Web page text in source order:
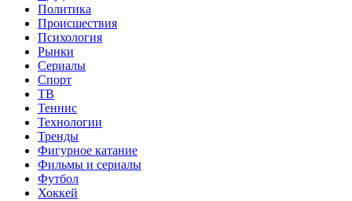
Политика
Происшествия
Психология
Рынки
Сериалы
Спорт
ТВ
Теннис
Технологии
Тренды
Фигурное катание
Фильмы и сериалы
Футбол
Хоккей